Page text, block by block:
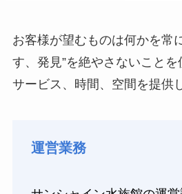
お客様が望むものは何かを常
す、発見”を絶やさないこと
サービス、時間、空間を提供
運営業務